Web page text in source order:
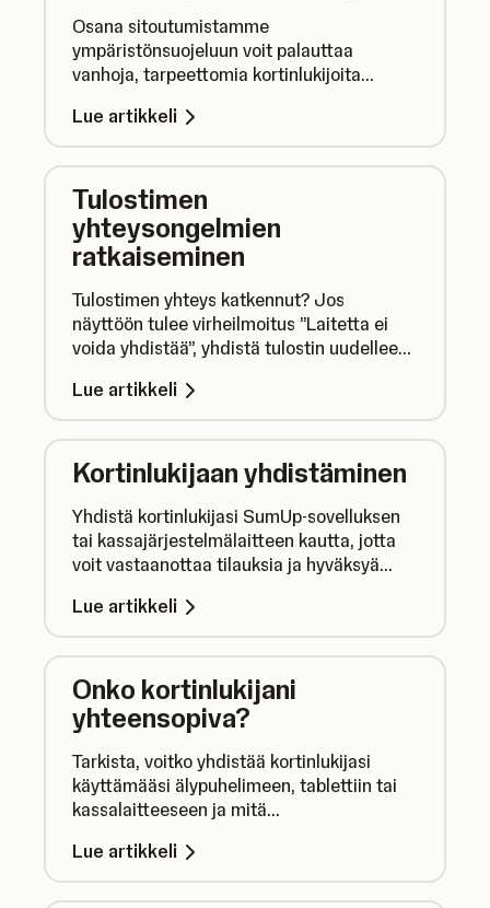
Osana sitoutumistamme
ympäristönsuojeluun voit palauttaa
vanhoja, tarpeettomia kortinlukijoita
asianmukaisesti.
Lue artikkeli
Tulostimen
yhteysongelmien
ratkaiseminen
Tulostimen yhteys katkennut? Jos
näyttöön tulee virheilmoitus ”Laitetta ei
voida yhdistää”, yhdistä tulostin uudelleen
jatkamaan tulostamista.
Lue artikkeli
Kortinlukijaan yhdistäminen
Yhdistä kortinlukijasi SumUp-sovelluksen
tai kassajärjestelmälaitteen kautta, jotta
voit vastaanottaa tilauksia ja hyväksyä
Lue artikkeli
Onko kortinlukijani
yhteensopiva?
Tarkista, voitko yhdistää kortinlukijasi
käyttämääsi älypuhelimeen, tablettiin tai
kassalaitteeseen ja mitä
sovelluksillamme on.
Lue artikkeli